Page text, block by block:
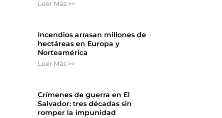
Leer Más >>
Incendios arrasan millones de
hectáreas en Europa y
Norteamérica
Leer Más >>
Crímenes de guerra en El
Salvador: tres décadas sin
romper la impunidad